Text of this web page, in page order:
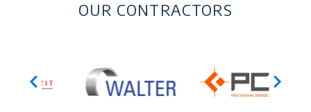
OUR CONTRACTORS